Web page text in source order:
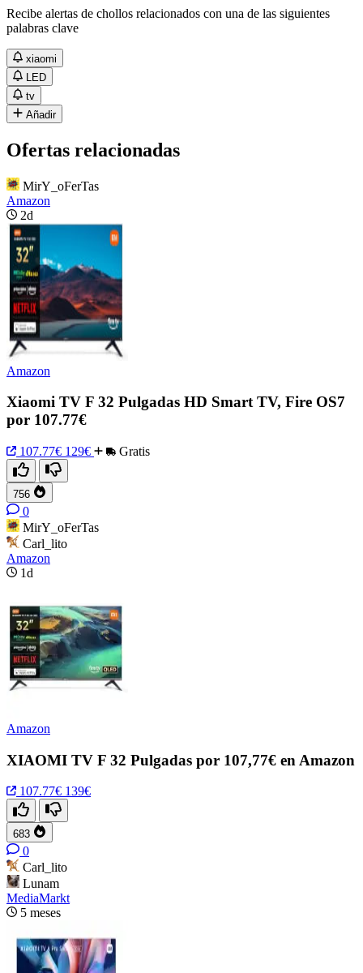
Recibe alertas de chollos relacionados con una de las siguientes
palabras clave
xiaomi
LED
tv
Añadir
Ofertas relacionadas
MirY_oFerTas
Amazon
2d
Amazon
Xiaomi TV F 32 Pulgadas HD Smart TV, Fire OS7
por 107.77€
107.77€ 129€ Gratis
756
0
MirY_oFerTas
Carl_lito
Amazon
1d
Amazon
XIAOMI TV F 32 Pulgadas por 107,77€ en Amazon
107.77€ 139€
683
0
Carl_lito
Lunam
MediaMarkt
5 meses